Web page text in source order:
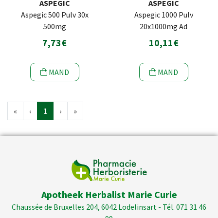
ASPEGIC
Aspegic 500 Pulv 30x
500mg
7,73€
MAND
ASPEGIC
Aspegic 1000 Pulv
20x1000mg Ad
10,11€
MAND
« ‹ 1 › »
Apotheek Herbalist Marie Curie
Chaussée de Bruxelles 204, 6042 Lodelinsart - Tél. 071 31 46